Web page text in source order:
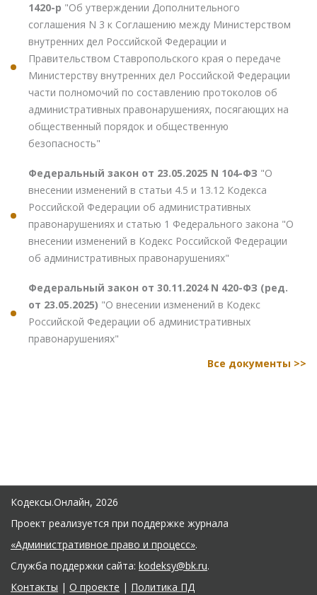
1420-р "Об утверждении Дополнительного
соглашения N 3 к Соглашению между Министерством
внутренних дел Российской Федерации и
Правительством Ставропольского края о передаче
Министерству внутренних дел Российской Федерации
части полномочий по составлению протоколов об
административных правонарушениях, посягающих на
общественный порядок и общественную
безопасность"
Федеральный закон от 23.05.2025 N 104-ФЗ "О
внесении изменений в статьи 4.5 и 13.12 Кодекса
Российской Федерации об административных
правонарушениях и статью 1 Федерального закона "О
внесении изменений в Кодекс Российской Федерации
об административных правонарушениях"
Федеральный закон от 30.11.2024 N 420-ФЗ (ред.
от 23.05.2025) "О внесении изменений в Кодекс
Российской Федерации об административных
правонарушениях"
Все документы >>
Кодексы.Онлайн, 2026
Проект реализуется при поддержке журнала
«Административное право и процесс».
Служба поддержки сайта: kodeksy@bk.ru.
Контакты | О проекте | Политика ПД